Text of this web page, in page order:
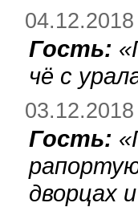
Гость: «
чё с
Гость: «
дворцах